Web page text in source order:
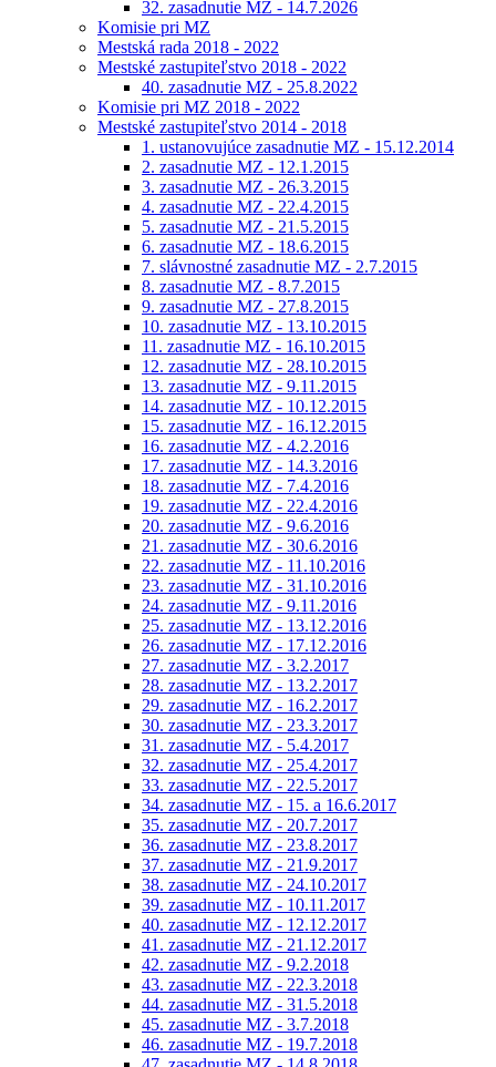
32. zasadnutie MZ - 14.7.2026
Komisie pri MZ
Mestská rada 2018 - 2022
Mestské zastupiteľstvo 2018 - 2022
40. zasadnutie MZ - 25.8.2022
Komisie pri MZ 2018 - 2022
Mestské zastupiteľstvo 2014 - 2018
1. ustanovujúce zasadnutie MZ - 15.12.2014
2. zasadnutie MZ - 12.1.2015
3. zasadnutie MZ - 26.3.2015
4. zasadnutie MZ - 22.4.2015
5. zasadnutie MZ - 21.5.2015
6. zasadnutie MZ - 18.6.2015
7. slávnostné zasadnutie MZ - 2.7.2015
8. zasadnutie MZ - 8.7.2015
9. zasadnutie MZ - 27.8.2015
10. zasadnutie MZ - 13.10.2015
11. zasadnutie MZ - 16.10.2015
12. zasadnutie MZ - 28.10.2015
13. zasadnutie MZ - 9.11.2015
14. zasadnutie MZ - 10.12.2015
15. zasadnutie MZ - 16.12.2015
16. zasadnutie MZ - 4.2.2016
17. zasadnutie MZ - 14.3.2016
18. zasadnutie MZ - 7.4.2016
19. zasadnutie MZ - 22.4.2016
20. zasadnutie MZ - 9.6.2016
21. zasadnutie MZ - 30.6.2016
22. zasadnutie MZ - 11.10.2016
23. zasadnutie MZ - 31.10.2016
24. zasadnutie MZ - 9.11.2016
25. zasadnutie MZ - 13.12.2016
26. zasadnutie MZ - 17.12.2016
27. zasadnutie MZ - 3.2.2017
28. zasadnutie MZ - 13.2.2017
29. zasadnutie MZ - 16.2.2017
30. zasadnutie MZ - 23.3.2017
31. zasadnutie MZ - 5.4.2017
32. zasadnutie MZ - 25.4.2017
33. zasadnutie MZ - 22.5.2017
34. zasadnutie MZ - 15. a 16.6.2017
35. zasadnutie MZ - 20.7.2017
36. zasadnutie MZ - 23.8.2017
37. zasadnutie MZ - 21.9.2017
38. zasadnutie MZ - 24.10.2017
39. zasadnutie MZ - 10.11.2017
40. zasadnutie MZ - 12.12.2017
41. zasadnutie MZ - 21.12.2017
42. zasadnutie MZ - 9.2.2018
43. zasadnutie MZ - 22.3.2018
44. zasadnutie MZ - 31.5.2018
45. zasadnutie MZ - 3.7.2018
46. zasadnutie MZ - 19.7.2018